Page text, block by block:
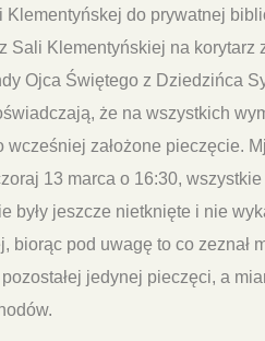
Klementyńskej do prywatnej
Sali Klementyńskiej na korytarz
Ojca Świętego z Dziedzińca
że na wszystkich
założone pieczęcie.
13 marca o 16:30,
były jeszcze nietknięte i nie
biorąc pod uwagę to co zeznał
jedynej pieczęci, a